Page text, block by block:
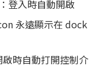
登入時自動開啟
永遠顯示在 dock
時自動打開控制介